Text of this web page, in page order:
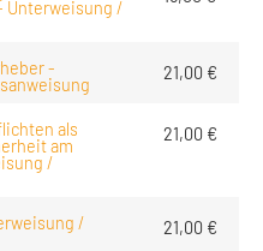
Unterweisung /
-
21,00 €
als
am
/
21,00 €
/
21,00 €